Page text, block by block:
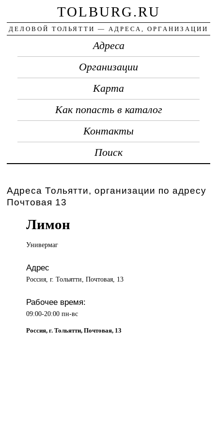
TOLBURG.RU
ДЕЛОВОЙ ТОЛЬЯТТИ — АДРЕСА, ОРГАНИЗАЦИИ
Адреса
Организации
Карта
Как попасть в каталог
Контакты
Поиск
Адреса Тольятти, организации по адресу
Почтовая 13
Лимон
Универмаг
Адрес
Россия, г. Тольятти, Почтовая, 13
Рабочее время:
09:00-20:00 пн-вс
Россия, г. Тольятти, Почтовая, 13